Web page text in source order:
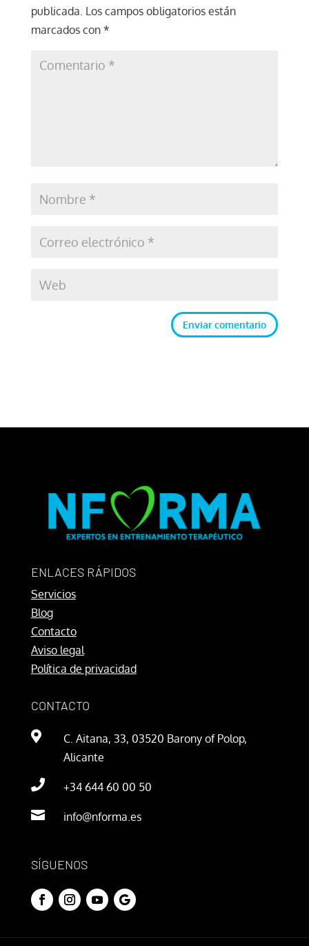
publicada. Los campos obligatorios están
marcados con *
Enviar comentario
ENLACES RÁPIDOS
Servicios
Blog
Contacto
Aviso legal
Política de privacidad
CONTACTO

C. Aitana, 33, 03520 Barony of Polop,
Alicante

+34 644 60 00 50

info@nforma.es
SÍGUENOS